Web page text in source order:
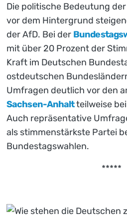
Die politische Bedeutung
vor dem Hintergrund
der AfD. Bei der
mit über 20 Prozent der
Kraft im Deutschen
ostdeutschen
Umfragen deutlich vor den
Sachsen-Anhaltteilweise
Auch repräsentative
als stimmenstärkste Partei
Bundestagswahlen.
*****